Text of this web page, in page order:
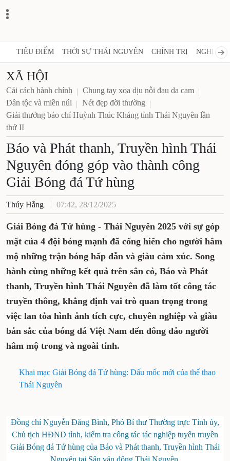
TIÊU ĐIỂM THỜI SỰ THÁI NGUYÊN CHÍNH TRỊ NGHỊ
XÃ HỘI
Cải cách hành chính
Chung tay xoa dịu nỗi đau da cam
Dân tộc và miền núi
Nét đẹp đời thường
Giải thưởng báo chí Huỳnh Thúc Kháng tỉnh Thái Nguyên lần
thứ II
Báo và Phát thanh, Truyền hình Thái
Nguyên đóng góp vào thành công
Giải Bóng đá Tứ hùng
Thúy Hằng 07:42, 28/12/2025
Giải Bóng đá Tứ hùng - Thái Nguyên 2025 với sự góp
mặt của 4 đội bóng mạnh đã cống hiến cho người hâm
mộ những trận bóng hấp dẫn và giàu cảm xúc. Song
hành cùng những kết quả trên sân cỏ, Báo và Phát
thanh, Truyền hình Thái Nguyên đã làm tốt công tác
truyền thông, khẳng định vai trò quan trọng trong
việc lan tỏa hình ảnh tích cực, chuyên nghiệp và giàu
bản sắc của bóng đá Việt Nam đến đông đảo người
hâm mộ trong và ngoài tỉnh.
Khai mạc Giải Bóng đá Tứ hùng: Dấu mốc mới của thể thao
Thái Nguyên
Đồng chí Nguyễn Đăng Bình, Phó Bí thư Thường trực Tỉnh ủy,
Chủ tịch HĐND tỉnh, kiểm tra công tác tác nghiệp tuyên truyền
Giải Bóng đá Tứ hùng của Báo và Phát thanh, Truyền hình Thái
Nguyên tại Sân vận động Thái Nguyên.